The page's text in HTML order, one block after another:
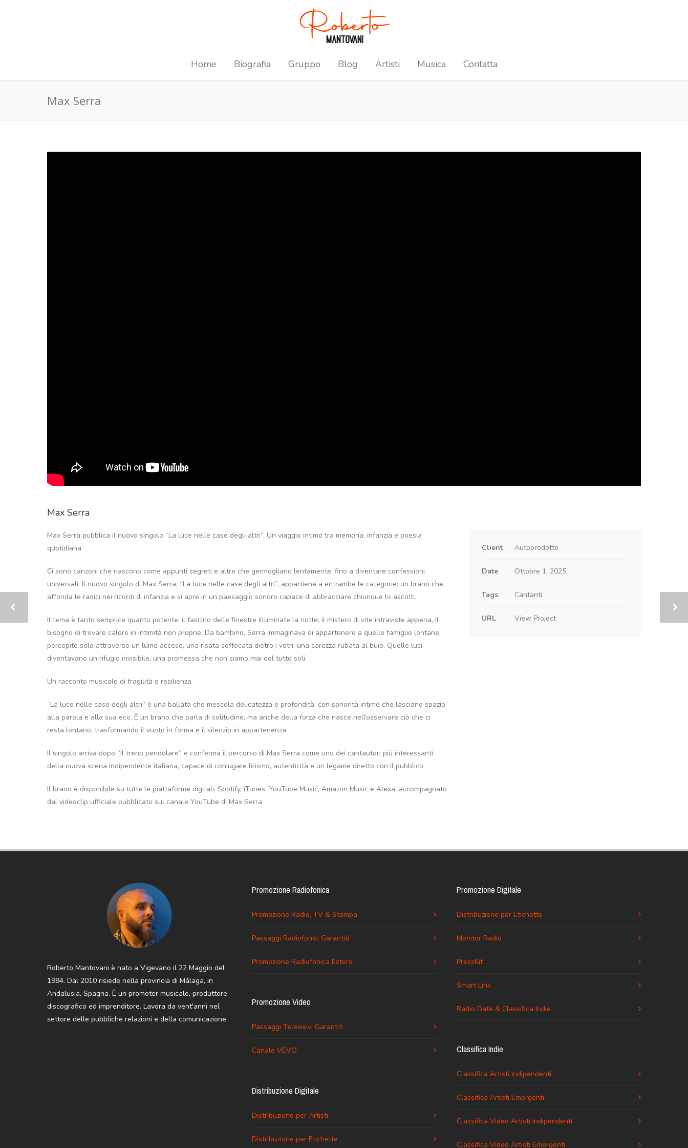
Home Biografia Gruppo Blog Artisti Musica Contatta
Max Serra
Max Serra
Max Serra pubblica il nuovo singolo “La luce nelle case degli altri”. Un viaggio intimo tra memoria, infanzia e poesia
quotidiana.
Ci sono canzoni che nascono come appunti segreti e altre che germogliano lentamente, fino a diventare confessioni
universali. Il nuovo singolo di Max Serra, “La luce nelle case degli altri”, appartiene a entrambe le categorie: un brano che
affonda le radici nei ricordi di infanzia e si apre in un paesaggio sonoro capace di abbracciare chiunque lo ascolti.
Il tema è tanto semplice quanto potente: il fascino delle finestre illuminate la notte, il mistero di vite intraviste appena, il
bisogno di trovare calore in intimità non proprie. Da bambino, Serra immaginava di appartenere a quelle famiglie lontane,
percepite solo attraverso un lume acceso, una risata soffocata dietro i vetri, una carezza rubata al buio. Quelle luci
diventavano un rifugio invisibile, una promessa che non siamo mai del tutto soli.
Un racconto musicale di fragilità e resilienza
“La luce nelle case degli altri” è una ballata che mescola delicatezza e profondità, con sonorità intime che lasciano spazio
alla parola e alla sua eco. È un brano che parla di solitudine, ma anche della forza che nasce nell’osservare ciò che ci
resta lontano, trasformando il vuoto in forma e il silenzio in appartenenza.
Il singolo arriva dopo “Il treno pendolare” e conferma il percorso di Max Serra come uno dei cantautori più interessanti
della nuova scena indipendente italiana, capace di coniugare lirismo, autenticità e un legame diretto con il pubblico.
Il brano è disponibile su tutte le piattaforme digitali: Spotify, iTunes, YouTube Music, Amazon Music e Alexa, accompagnato
dal videoclip ufficiale pubblicato sul canale YouTube di Max Serra.
Client Autoprodotto
Date Ottobre 1, 2025
Tags Cantanti
URL View Project
Roberto Mantovani è nato a Vigevano il 22 Maggio del
1984. Dal 2010 risiede nella provincia di Málaga, in
Andalusia, Spagna. È un promoter musicale, produttore
discografico ed imprenditore. Lavora da vent'anni nel
settore delle pubbliche relazioni e della comunicazione.
Promozione Radiofonica
Promozione Radio, TV & Stampa
Passaggi Radiofonici Garantiti
Promozione Radiofonica Estero
Promozione Video
Passaggi Televisivi Garantiti
Canale VEVO
Distribuzione Digitale
Distribuzione per Artisti
Distribuzione per Etichette
Promozione Digitale
Distribuzione per Etichette
Monitor Radio
PressKit
Smart Link
Radio Date & Classifica Indie
Classifica Indie
Classifica Artisti Indipendenti
Classifica Artisti Emergenti
Classifica Video Artisti Indipendenti
Classifica Video Artisti Emergenti